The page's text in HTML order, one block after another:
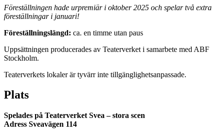
Föreställningen hade urpremiär i oktober 2025 och spelar två extra
föreställningar i januari!
Föreställningslängd: ca. en timme utan paus
Uppsättningen producerades av Teaterverket i samarbete med ABF
Stockholm.
Teaterverkets lokaler är tyvärr inte tillgänglighetsanpassade.
Plats
Spelades på Teaterverket Svea – stora scen
Adress Sveavägen 114